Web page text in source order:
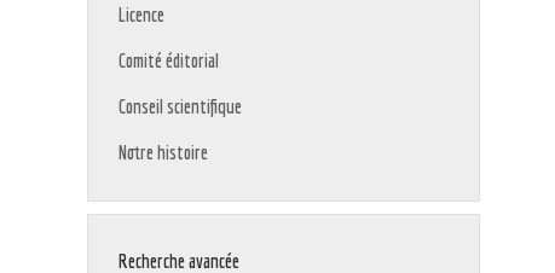
Licence
Comité éditorial
Conseil scientifique
Notre histoire
Recherche avancée